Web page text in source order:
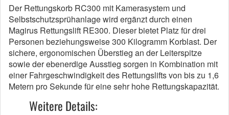
Der Rettungskorb RC300 mit Kamerasystem und
Selbstschutzsprühanlage wird ergänzt durch einen
Magirus Rettungslift RE300. Dieser bietet Platz für drei
Personen beziehungsweise 300 Kilogramm Korblast. Der
sichere, ergonomischen Überstieg an der Leiterspitze
sowie der ebenerdige Ausstieg sorgen in Kombination mit
einer Fahrgeschwindigkeit des Rettungslifts von bis zu 1,6
Metern pro Sekunde für eine sehr hohe Rettungskapazität.
Weitere Details: